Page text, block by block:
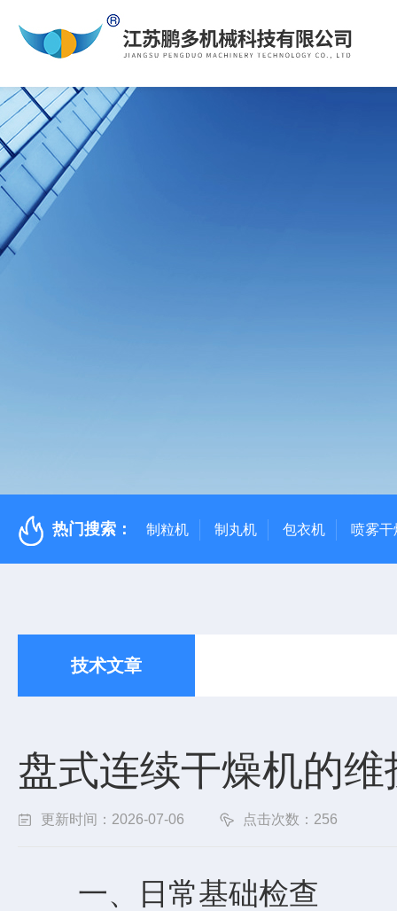
热门搜索： 制粒机 制丸机 包衣机 喷雾干
技术文章
盘式连续干燥机的
更新时间：2026-07-06 点击次数：256
一、日常基础检查